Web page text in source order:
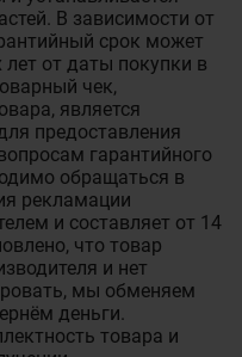
В зависимости от
срок может
лет от даты покупки в
чек,
является
предоставления
гарантийного
обращаться в
рекламации
и составляет от 14
что товар
и нет
мы обменяем
деньги.
товара и